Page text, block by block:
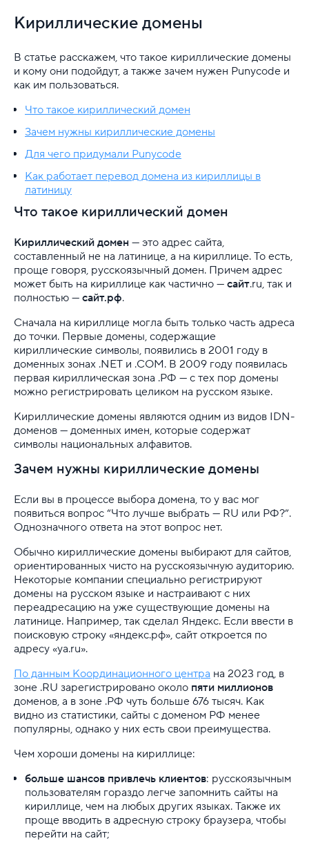
Доменная персона
Как продлить домен?
Верификация доменов
Как зарегистрировать домен
Как использовать доменный бонус?
Как следить за сроком регистрации домена?
Как быстро будет зарегистрирован домен?
На кого зарегистрирован домен?
Как выбрать доменное имя
С какими регистраторами сотрудничает
Пакеты доменов
Что такое домен первого уровня
Кириллические домены
Сколько стоит продлить домен?
Перенос доменов в SpaceWeb
Управление доменами
Администратор домена
Хостинг
VDS
Облачная платформа
Почта
Партнерская программа
Конструктор сайта
SSL
Кириллические домены
В статье расскажем, что такое кириллические домены
и кому они подойдут, а также зачем нужен Punycode и
как им пользоваться.
Что такое кириллический домен
Зачем нужны кириллические домены
Для чего придумали Punycode
Как работает перевод домена из кириллицы в
латиницу
Что такое кириллический домен
Кириллический домен — это адрес сайта,
составленный не на латинице, а на кириллице. То есть,
проще говоря, русскоязычный домен. Причем адрес
может быть на кириллице как частично — сайт.ru, так и
полностью — сайт.рф.
Сначала на кириллице могла быть только часть адреса
до точки. Первые домены, содержащие
кириллические символы, появились в 2001 году в
доменных зонах .NET и .COM. В 2009 году появилась
первая кириллическая зона .РФ — с тех пор домены
можно регистрировать целиком на русском языке.
Кириллические домены являются одним из видов IDN-
доменов — доменных имен, которые содержат
символы национальных алфавитов.
Зачем нужны кириллические домены
Если вы в процессе выбора домена, то у вас мог
появиться вопрос “Что лучше выбрать — RU или РФ?”.
Однозначного ответа на этот вопрос нет.
Обычно кириллические домены выбирают для сайтов,
ориентированных чисто на русскоязычную аудиторию.
Некоторые компании специально регистрируют
домены на русском языке и настраивают с них
переадресацию на уже существующие домены на
латинице. Например, так сделал Яндекс. Если ввести в
поисковую строку «яндекс.рф», сайт откроется по
адресу «ya.ru».
По данным Координационного центра на 2023 год, в
зоне .RU зарегистрировано около пяти миллионов
доменов, а в зоне .PФ чуть больше 676 тысяч. Как
видно из статистики, сайты с доменом РФ менее
популярны, однако у них есть свои преимущества.
Чем хороши домены на кириллице:
больше шансов привлечь клиентов: русскоязычным
пользователям гораздо легче запомнить сайты на
кириллице, чем на любых других языках. Также их
проще вводить в адресную строку браузера, чтобы
перейти на сайт;